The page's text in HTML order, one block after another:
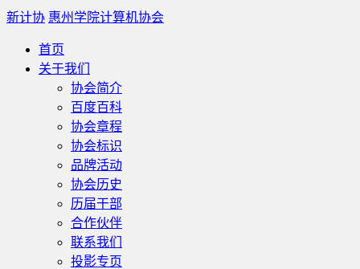
新计协 惠州学院计算机协会
首页
关于我们
协会简介
百度百科
协会章程
协会标识
品牌活动
协会历史
历届干部
合作伙伴
联系我们
投影专页